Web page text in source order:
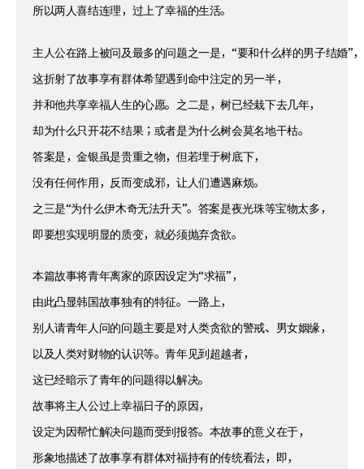
所以两人喜结连理，过上了幸福的生活。
主人公在路上被问及最多的问题之一是，“要和什么样的男子结婚”，
这折射了故事享有群体希望遇到命中注定的另一半，
并和他共享幸福人生的心愿。之二是，树已经栽下去几年，
却为什么只开花不结果；或者是为什么树会莫名地干枯。
答案是，金银虽是贵重之物，但若埋于树底下，
没有任何作用，反而变成邪，让人们遭遇麻烦。
之三是“为什么伊木奇无法升天”。答案是夜光珠等宝物太多，
即要想实现明显的质变，就必须抛弃贪欲。
本篇故事将青年离家的原因设定为“求福”，
由此凸显韩国故事独有的特征。一路上，
别人请青年人问的问题主要是对人类贪欲的警戒、男女姻缘，
以及人类对财物的认识等。青年见到超越者，
这已经暗示了青年的问题得以解决。
故事将主人公过上幸福日子的原因，
设定为因帮忙解决问题而受到报答。本故事的意义在于，
形象地描述了故事享有群体对福持有的传统看法，即，